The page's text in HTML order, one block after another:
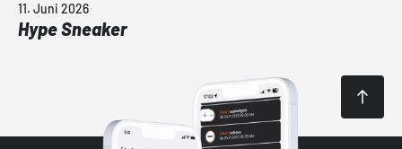
11. Juni 2026
Hype Sneaker